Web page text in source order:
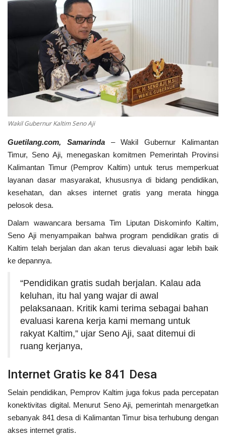
Cybers Event
UMKM & Ekonomi Kreatif
Pekerja Migran Indonesia
Ekonomi
Pendidikan
Informasi Journalism
Olahraga
Kesehatan
Layanan Publik
Perempuan/Anak
Wakil Gubernur Kaltim Seno Aji
Guetilang.com, Samarinda– Wakil Gubernur Kalimantan
Timur, Seno Aji, menegaskan komitmen Pemerintah Provinsi
Kalimantan Timur (Pemprov Kaltim) untuk terus memperkuat
layanan dasar masyarakat, khususnya di bidang pendidikan,
kesehatan, dan akses internet gratis yang merata hingga
pelosok desa.
Dalam wawancara bersama Tim Liputan Diskominfo Kaltim,
Seno Aji menyampaikan bahwa program pendidikan gratis di
Kaltim telah berjalan dan akan terus dievaluasi agar lebih baik
ke depannya.
“Pendidikan gratis sudah berjalan. Kalau ada
keluhan, itu hal yang wajar di awal
pelaksanaan. Kritik kami terima sebagai bahan
evaluasi karena kerja kami memang untuk
rakyat Kaltim,” ujar Seno Aji, saat ditemui di
ruang kerjanya,
Internet Gratis ke 841 Desa
Selain pendidikan, Pemprov Kaltim juga fokus pada percepatan
konektivitas digital. Menurut Seno Aji, pemerintah menargetkan
sebanyak 841 desa di Kalimantan Timur bisa terhubung dengan
akses internet gratis.